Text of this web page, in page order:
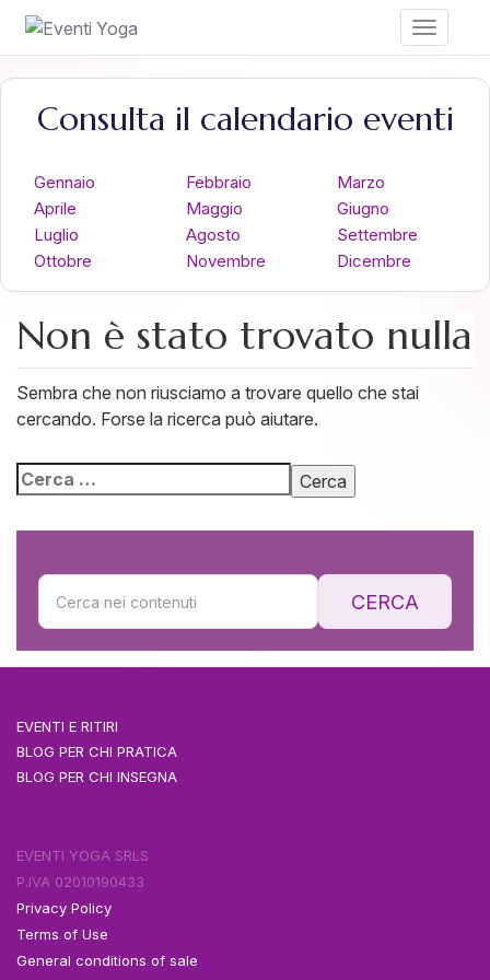
Toggle
Consulta il calendario eventi
Gennaio Febbraio
Marzo
Aprile
Maggio
Giugno
Luglio
Agosto
Settembre
Ottobre
Novembre Dicembre
Non è stato trovato nulla
Sembra che non riusciamo a trovare quello che stai
cercando. Forse la ricerca può aiutare.
CERCA
EVENTI E RITIRI
BLOG PER CHI PRATICA
BLOG PER CHI INSEGNA
EVENTI YOGA SRLS
P.IVA 02010190433
Privacy Policy
Terms of Use
General conditions of sale